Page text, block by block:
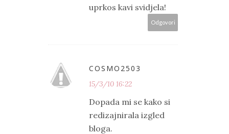
uprkos kavi svidjela!
Odgovori
COSMO2503
15/3/10 16:22
Dopada mi se kako si
redizajnirala izgled
bloga.